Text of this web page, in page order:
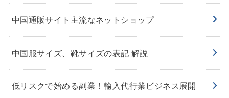
中国通販サイト主流なネットショップ
中国服サイズ、靴サイズの表記 解説
低リスクで始める副業！輸入代行業ビジネス展開